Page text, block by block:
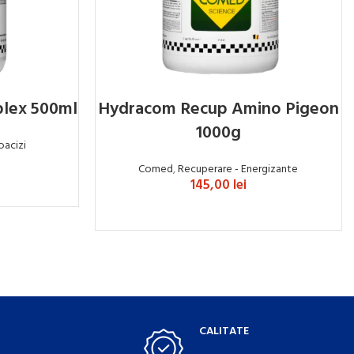
500ml
Hydracom Recup Amino Pigeon
1000g
Comed,Recuperare - Energizante
145,00 lei
CALITATE